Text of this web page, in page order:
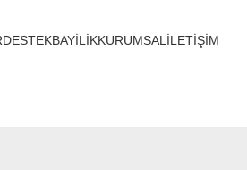
DESTEKBAYİLİKKURUMSAL İLETİŞİM